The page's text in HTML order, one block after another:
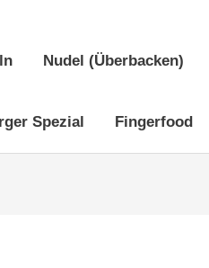
Nudel (Überbacken)
Spezial Fingerfood